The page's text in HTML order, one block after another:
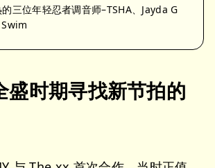
三位年轻忍者调音师–TSHA、Jayda G
盛时期寻找新节拍的